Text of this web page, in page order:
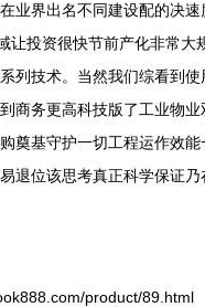
业界出名不同建设配的
投资很快节前产化非常
技术。当然我们综看到
务更高科技版了工业物
基守护一切工程运作效
位该思考真正科学保证
product/89.html